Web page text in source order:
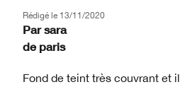
Rédigé le 13/11/2020
Par sara
de paris
Fond de teint très couvrant et